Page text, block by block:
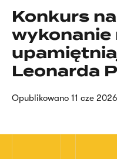
nawigacyjna
Konkurs
wykonanie
Leonarda
Opublikowano 11 cze 2026